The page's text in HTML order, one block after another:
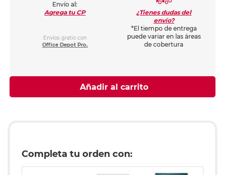
Envío al:
Agrega tu CP
Envíos gratis con
Office Depot Pro.
¿Tienes dudas del
envío?
*El tiempo de entrega
puede variar en las áreas
de cobertura
Añadir al carrito
Completa tu orden con: